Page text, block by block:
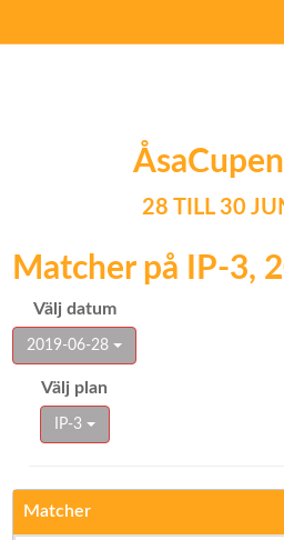
28 TILL 30
Matcher på IP-3,
Välj datum
2019-06-28
Välj plan
IP-3
Matcher